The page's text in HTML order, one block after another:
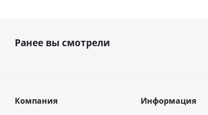
Ранее вы смотрели
Компания Информация